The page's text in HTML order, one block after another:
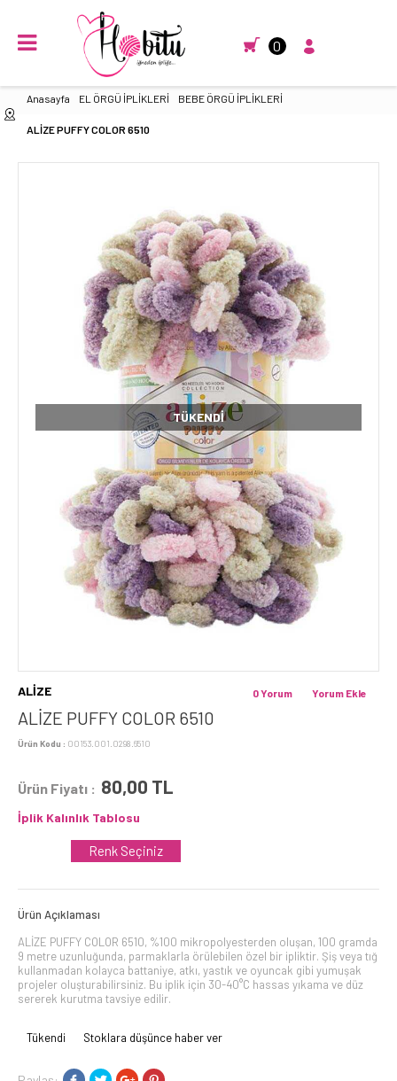
0
Anasayfa EL ÖRGÜ İPLİKLERİ BEBE ÖRGÜ İPLİKLERİ
ALİZE PUFFY COLOR 6510
TÜKENDI
ALİZE
ALİZE PUFFY COLOR 6510
Ürün Kodu : 00153.001.0298.6510
Yorum Ekle
0 Yorum
Ürün Fiyatı : 80,00 TL
İplik Kalınlık Tablosu
Renk Seçiniz
Ürün Açıklaması
ALİZE PUFFY COLOR 6510, %100 mikropolyesterden oluşan, 100 gramda
9 metre uzunluğunda, parmaklarla örülebilen özel bir ipliktir. Şiş veya tığ
kullanmadan kolayca battaniye, atkı, yastık ve oyuncak gibi yumuşak
projeler oluşturabilirsiniz. Bu iplik için 30-40°C hassas yıkama ve düz
sererek kurutma tavsiye edilir.
Tükendi Stoklara düşünce haber ver